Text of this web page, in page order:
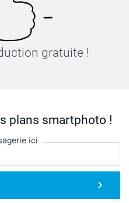
gratuite !
plans smartphoto !
ici